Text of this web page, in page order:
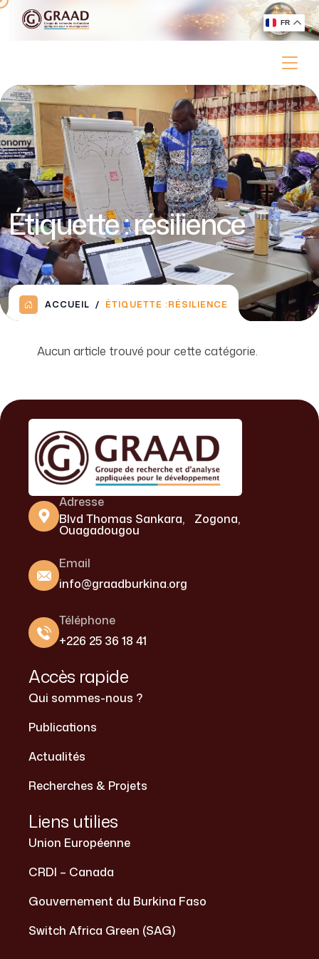
Étiquette :résilience
ACCUEIL ÉTIQUETTE :RÉSILIENCE
Aucun article trouvé pour cette catégorie.
Adresse
Blvd Thomas Sankara, Zogona,
Ouagadougou
Email
info@graadburkina.org
Téléphone
+226 25 36 18 41
Accès rapide
Qui sommes-nous ?
Publications
Actualités
Recherches & Projets
Liens utilies
Union Européenne
CRDI – Canada
Gouvernement du Burkina Faso
Switch Africa Green (SAG)
FR